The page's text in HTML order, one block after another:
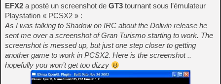
EFX2 a posté un screenshot de GT3 tournant sous l’émulateur
Playstation « PCSX2 » :
As I was talking to Shadow on IRC about the Dolwin release he
sent me over a screenshot of Gran Turismo starting to work. The
screenshot is messed up, but just one step closer to getting
another game to work in PCSX2. Here is the screenshot ..
hopefully you won’t get too dizzy